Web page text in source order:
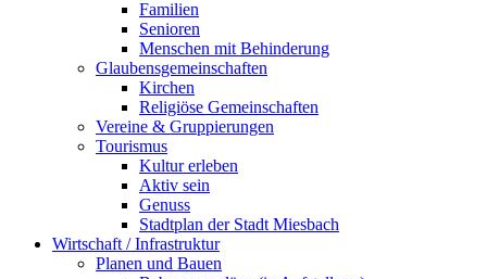
Familien
Senioren
Menschen mit Behinderung
Glaubensgemeinschaften
Kirchen
Religiöse Gemeinschaften
Vereine & Gruppierungen
Tourismus
Kultur erleben
Aktiv sein
Genuss
Stadtplan der Stadt Miesbach
Wirtschaft / Infrastruktur
Planen und Bauen